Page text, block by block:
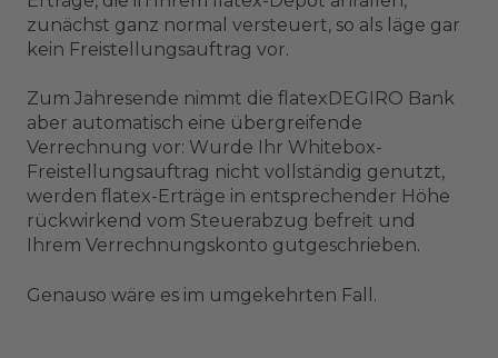
zunächst ganz normal versteuert, so als läge gar
kein Freistellungsauftrag vor.
Zum Jahresende nimmt die flatexDEGIRO Bank
aber automatisch eine übergreifende
Verrechnung vor: Wurde Ihr Whitebox-
Freistellungsauftrag nicht vollständig genutzt,
werden flatex-Erträge in entsprechender Höhe
rückwirkend vom Steuerabzug befreit und
Ihrem Verrechnungskonto gutgeschrieben.
Genauso wäre es im umgekehrten Fall.